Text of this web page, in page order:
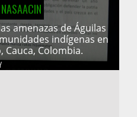
amenazas de Águilas
indígenas en
Cauca, Colombia.